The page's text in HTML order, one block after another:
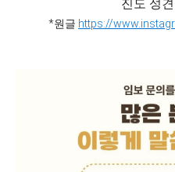
진도 성
*원글 https://